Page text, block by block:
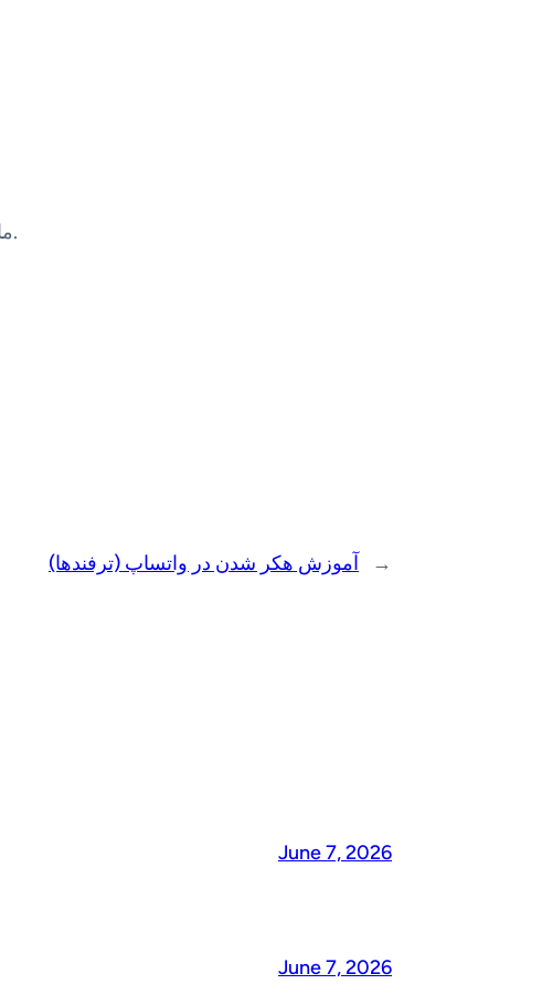
ما به شما می‌آموزیم که چگونه از گوشی خود به عنوان یک ابزار قدرتمند برای تست امنیت و شناسایی باگ‌ها استفاده کنید.
آموزش هکر شدن در واتساپ (ترفندها) →
June 7, 2026
June 7, 2026